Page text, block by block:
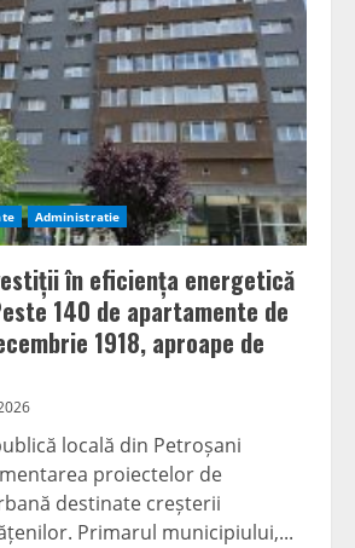
în
teren
alături
de
primarii
din
Hunedoara:
„Munca
nu
intră
în
vacanță
când
este
vorba
comunitățile
noastre”
Administratie
în eficiența energetică
140 de apartamente de
1918, aproape de
locală din Petroșani
proiectelor de
destinate creșterii
Primarul municipiului,...